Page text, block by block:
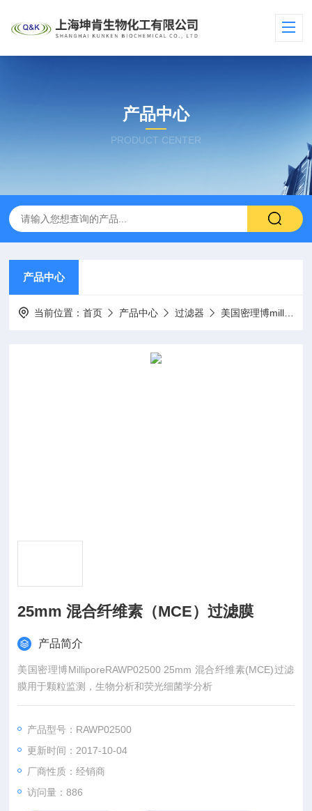
产品中心
PRODUCT CENTER
产品中心
当前位置：首页 产品中心 过滤器 美国密理博millipore
25mm 混合纤维素（MCE）过滤膜
产品简介
美国密理博MilliporeRAWP02500 25mm 混合纤维素(MCE)过滤
膜用于颗粒监测，生物分析和荧光细菌学分析
产品型号：RAWP02500
更新时间：2017-10-04
厂商性质：经销商
访问量：886